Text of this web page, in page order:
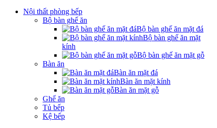
Nội thất phòng bếp
Bộ bàn ghế ăn
Bộ bàn ghế ăn mặt đá
Bộ bàn ghế ăn mặt
kính
Bộ bàn ghế ăn mặt gỗ
Bàn ăn
Bàn ăn mặt đá
Bàn ăn mặt kính
Bàn ăn mặt gỗ
Ghế ăn
Tủ bếp
Kệ bếp